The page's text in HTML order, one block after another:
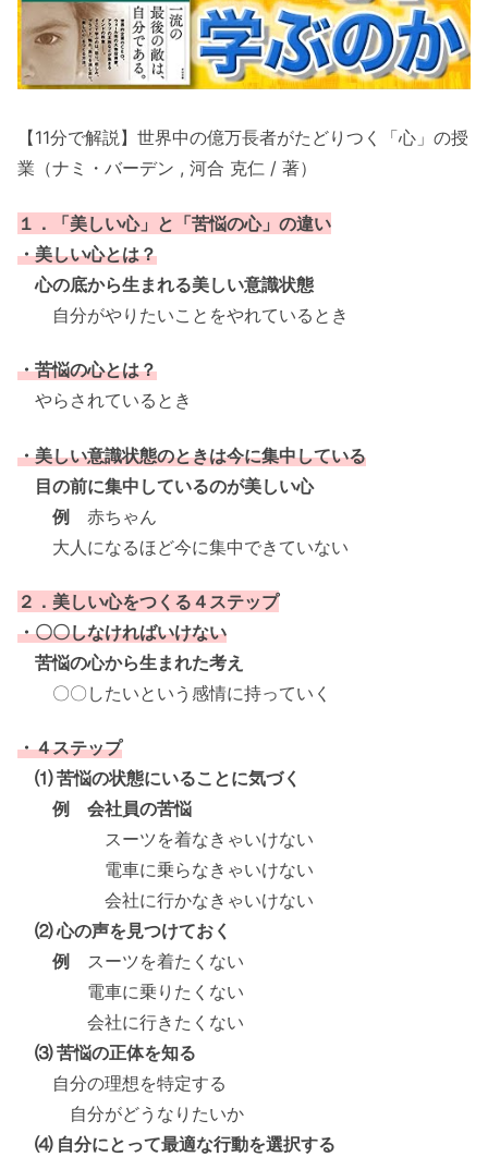
【11分で解説】世界中の億万長者がたどりつく「心」の授
業（ナミ・バーデン , 河合 克仁 / 著）
１．「美しい心」と「苦悩の心」の違い
・美しい心とは？
心の底から生まれる美しい意識状態
自分がやりたいことをやれているとき
・苦悩の心とは？
やらされているとき
・美しい意識状態のときは今に集中している
目の前に集中しているのが美しい心
例 赤ちゃん
大人になるほど今に集中できていない
２．美しい心をつくる４ステップ
・〇〇しなければいけない
苦悩の心から生まれた考え
〇〇したいという感情に持っていく
・４ステップ
⑴ 苦悩の状態にいることに気づく
例 会社員の苦悩
スーツを着なきゃいけない
電車に乗らなきゃいけない
会社に行かなきゃいけない
⑵ 心の声を見つけておく
例
スーツを着たくない
電車に乗りたくない
会社に行きたくない
⑶ 苦悩の正体を知る
自分の理想を特定する
自分がどうなりたいか
⑷ 自分にとって最適な行動を選択する